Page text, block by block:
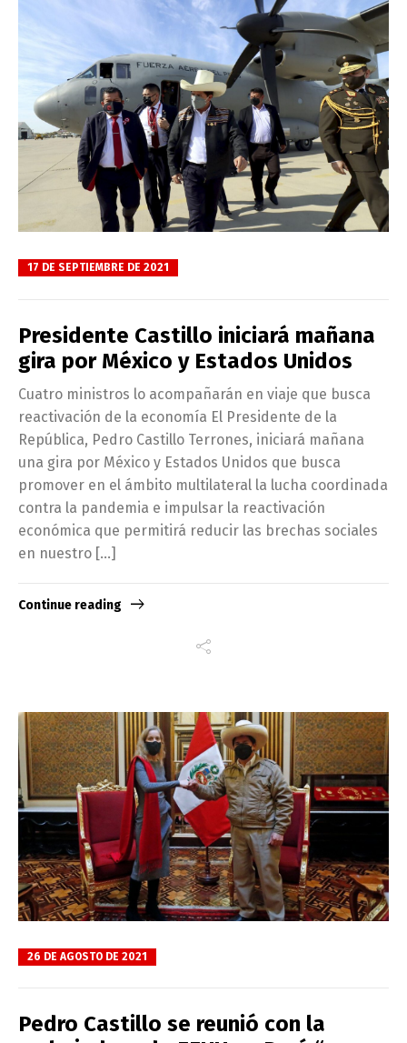
17 DE SEPTIEMBRE DE 2021
Presidente Castillo iniciará mañana
gira por México y Estados Unidos
Cuatro ministros lo acompañarán en viaje que busca
reactivación de la economía El Presidente de la
República, Pedro Castillo Terrones, iniciará mañana
una gira por México y Estados Unidos que busca
promover en el ámbito multilateral la lucha coordinada
contra la pandemia e impulsar la reactivación
económica que permitirá reducir las brechas sociales
en nuestro […]
Continue reading
26 DE AGOSTO DE 2021
Pedro Castillo se reunió con la